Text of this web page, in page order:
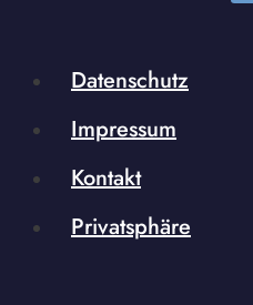
Datenschutz
Impressum
Kontakt
Privatsphäre